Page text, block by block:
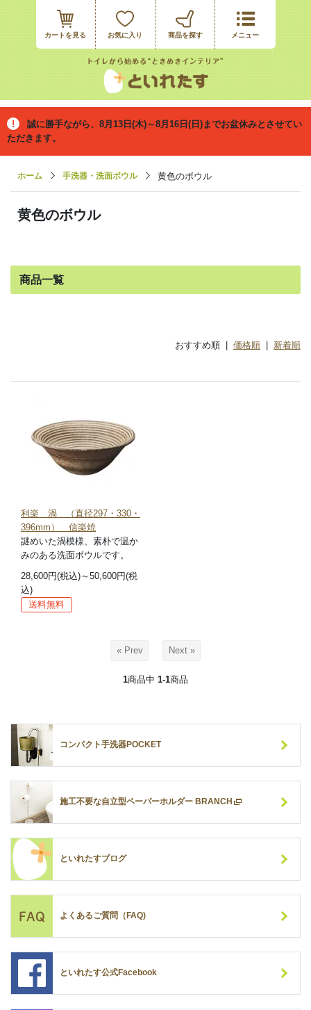
カートを見る お気に入り
誠に勝手ながら、8月13日(木)～8月16日(日)までお盆休みとさせてい
ただきます。
ホーム 手洗器・洗面ボウル 黄色のボウル
黄色のボウル
商品一覧
おすすめ順 | 価格順 新着順
利楽 渦 （直径297・330・
396mm） 信楽焼
謎めいた渦模様、素朴で温か
みのある洗面ボウルです。
28,600円(税込)～50,600円(税
込)
送料無料
« Prev Next »
1商品中 1-1商品
コンパクト手洗器POCKET
施工不要な自立型ペーパーホルダー BRANCH
といれたすブログ
よくあるご質問（FAQ)
といれたす公式Facebook